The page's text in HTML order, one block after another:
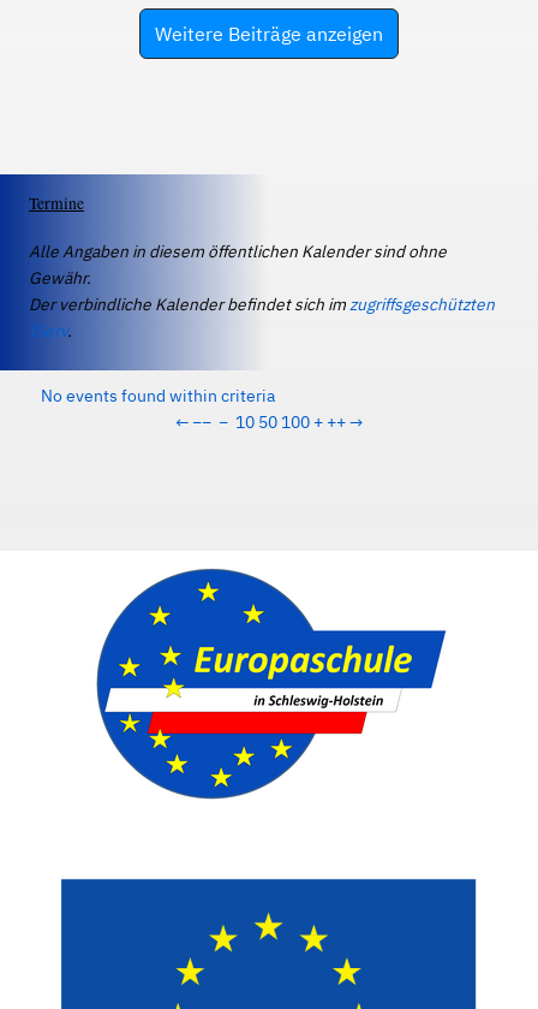
Weitere Beiträge anzeigen
Termine
Alle Angaben in diesem öffentlichen Kalender sind ohne
Gewähr.
Der verbindliche Kalender befindet sich imzugriffsgeschützten
IServ.
No events found within criteria
← −− − 10 50 100 + ++→